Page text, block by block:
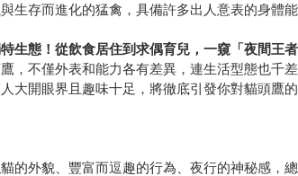
生存而進化的猛禽，具備許多出人意表的身體
生態！從飲食居住到求偶育兒，一窺「夜間王者
，不僅外表和能力各有差異，連生活型態也千
大開眼界且趣味十足，將徹底引發你對貓頭鷹的
貓的外貌、豐富而逗趣的行為、夜行的神秘感